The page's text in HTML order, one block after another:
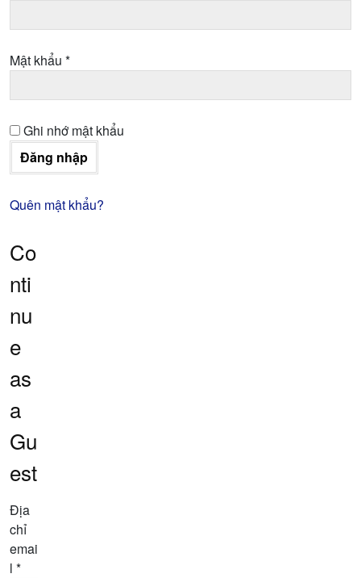
Mật khẩu *Bắt
Ghi nhớ mật khẩu
Đăng nhập
Quên mật khẩu?
Co
nti
nu
e
as
a
Gu
est
Địa
chỉ
emai
l *